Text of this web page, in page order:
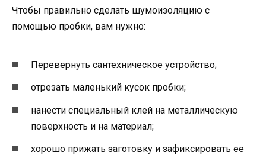
Чтобы правильно сделать шумоизоляцию с
помощью пробки, вам нужно:
Перевернуть сантехническое устройство;
отрезать маленький кусок пробки;
нанести специальный клей на металлическую
поверхность и на материал;
хорошо прижать заготовку и зафиксировать ее